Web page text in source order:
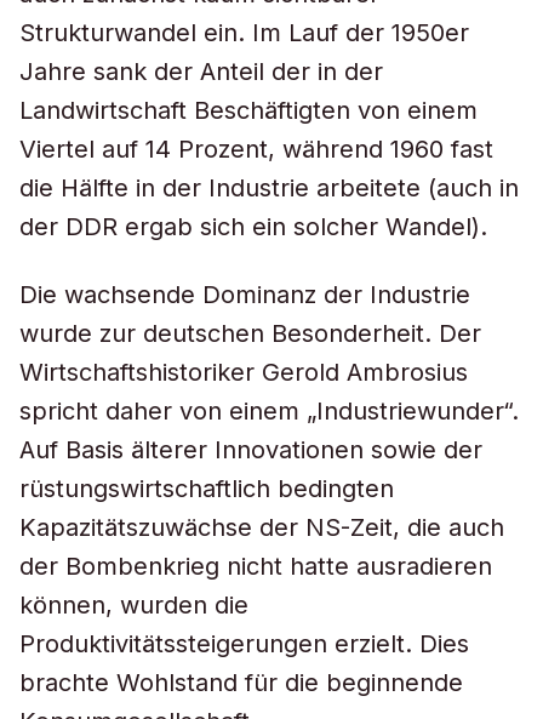
Strukturwandel ein. Im Lauf der 1950er
Jahre sank der Anteil der in der
Landwirtschaft Beschäftigten von einem
Viertel auf 14 Prozent, während 1960 fast
die Hälfte in der Industrie arbeitete (auch in
der DDR ergab sich ein solcher Wandel).
Die wachsende Dominanz der Industrie
wurde zur deutschen Besonderheit. Der
Wirtschaftshistoriker Gerold Ambrosius
spricht daher von einem „Industriewunder“.
Auf Basis älterer Innovationen sowie der
rüstungswirtschaftlich bedingten
Kapazitätszuwächse der NS-Zeit, die auch
der Bombenkrieg nicht hatte ausradieren
können, wurden die
Produktivitätssteigerungen erzielt. Dies
brachte Wohlstand für die beginnende